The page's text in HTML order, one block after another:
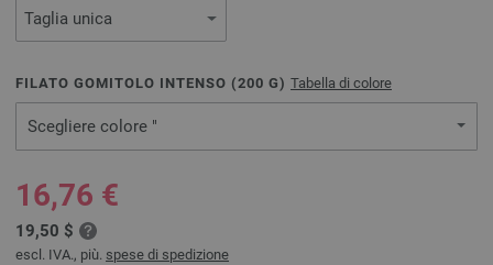
FILATO GOMITOLO INTENSO (200 G) Tabella di colore
Scegliere colore "
16,76 €
19,50 $
escl. IVA., più. spese di spedizione